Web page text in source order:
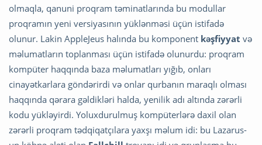
olmaqla, qanuni proqram təminatlarında bu modullar
proqramın yeni versiyasının yüklənməsi üçün istifadə
olunur. Lakin AppleJeus halında bu komponent kəşfiyyat və
məlumatların toplanması üçün istifadə olunurdu: proqram
kompüter haqqında baza məlumatları yığıb, onları
cinayətkarlara göndərirdi və onlar qurbanın maraqlı olması
haqqında qərara gəldikləri halda, yenilik adı altında zərərli
kodu yükləyirdi. Yoluxdurulmuş kompüterlərə daxil olan
zərərli proqram tədqiqatçılara yaxşı məlum idi: bu Lazarus-